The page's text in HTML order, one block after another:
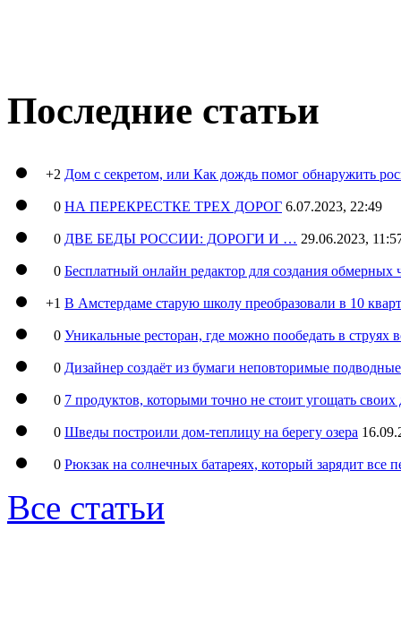
Последние статьи
+2 Дом с секретом, или Как дождь помог обнаружить
0 НА ПЕРЕКРЕСТКЕ ТРЕХ ДОРОГ 6.07.2023, 22:49
0 ДВЕ БЕДЫ РОССИИ: ДОРОГИ И … 29.06.2023,
0 Бесплатный онлайн редактор для создания обмерных
+1 В Амстердаме старую школу преобразовали в 10
0 Уникальные ресторан, где можно пообедать в струях
0 Дизайнер создаёт из бумаги неповторимые
0 7 продуктов, которыми точно не стоит угощать
0 Шведы построили дом-теплицу на берегу озера
0 Рюкзак на солнечных батареях, который зарядит все
Все статьи